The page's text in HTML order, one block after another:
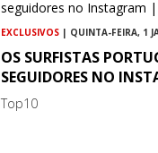
EXCLUSIVOS | QUINTA-FEIRA, 1
OS SURFISTAS
SEGUIDORES NO
Top10